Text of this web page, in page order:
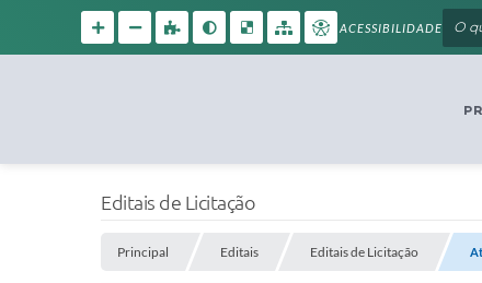
ACESSIBILIDADE
Editais de Licitação
Principal Editais Editais de Licitação